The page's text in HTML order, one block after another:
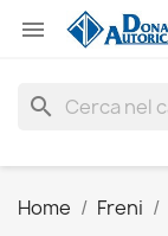

search
Home Freni